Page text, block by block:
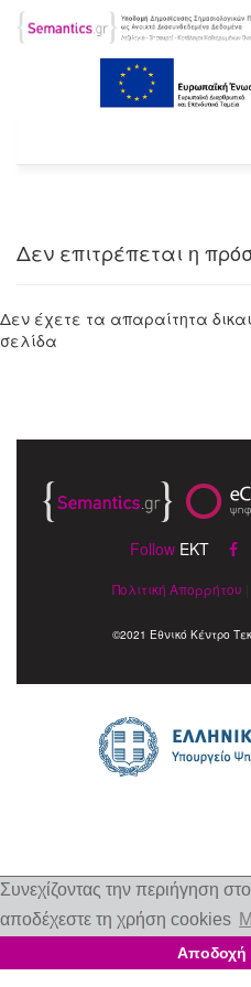
Συνεχίζοντας την περιήγηση στο
αποδέχεστε τη χρήση cookies
Αποδοχή
Δεν επιτρέπεται η
Δεν έχετε τα απαραίτητα
σελίδα
Follow EKT
Πολιτική Απορρήτου
©2021 Εθνικό Κέντρο